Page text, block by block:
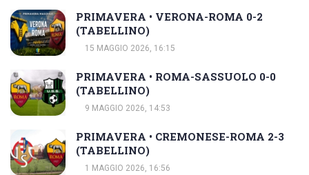
PRIMAVERA • VERONA-ROMA 0-2
(TABELLINO)
15 MAGGIO 2026, 16:15
PRIMAVERA • ROMA-SASSUOLO 0-0
(TABELLINO)
9 MAGGIO 2026, 14:53
PRIMAVERA • CREMONESE-ROMA 2-3
(TABELLINO)
1 MAGGIO 2026, 16:56